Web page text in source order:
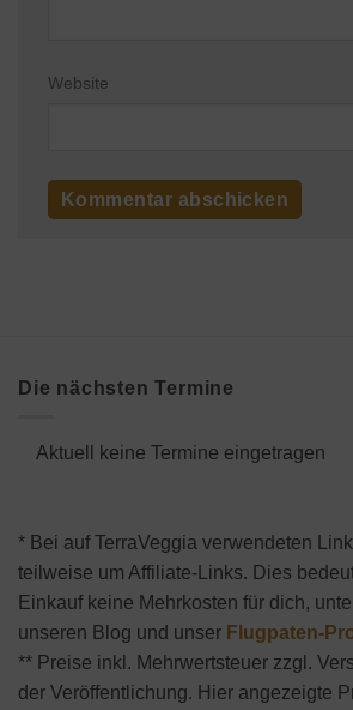
Website
Die nächsten Termine
Aktuell keine Termine eingetragen
* Bei auf TerraVeggia verwendeten
teilweise um Affiliate-Links. Dies
Einkauf keine Mehrkosten für dich,
unseren Blog und unser Flugpaten-
** Preise inkl. Mehrwertsteuer zzgl.
der Veröffentlichung. Hier angezeigte